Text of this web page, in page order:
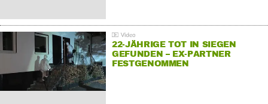
22-JÄHRIGE TOT IN SIEGEN
GEFUNDEN – EX-PARTNER
FESTGENOMMEN